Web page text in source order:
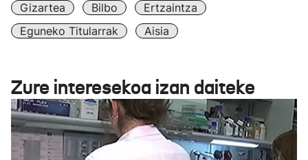
Gizartea Bilbo
Ertzaintza
Eguneko Titularrak
Aisia
Zure interesekoa izan daiteke